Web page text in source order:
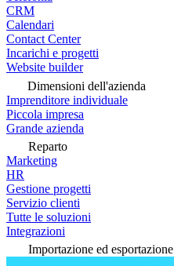
CRM
Calendari
Contact Center
Incarichi e progetti
Website builder
Dimensioni dell'azienda
Imprenditore individuale
Piccola impresa
Grande azienda
Reparto
Marketing
HR
Gestione progetti
Servizio clienti
Tutte le soluzioni
Integrazioni
Importazione ed esportazione